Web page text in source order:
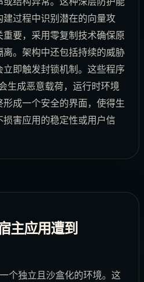
过程中识别潜在的向量攻
要，采用零复制技术确保原
。架构中还包括持续的威胁
即触发封锁机制。这些程序
生成恶意载荷，运行时环境
成一个安全的界面，使得生
害应用的稳定性或用户信
主应用遭到
个独立且沙盒化的环境。这